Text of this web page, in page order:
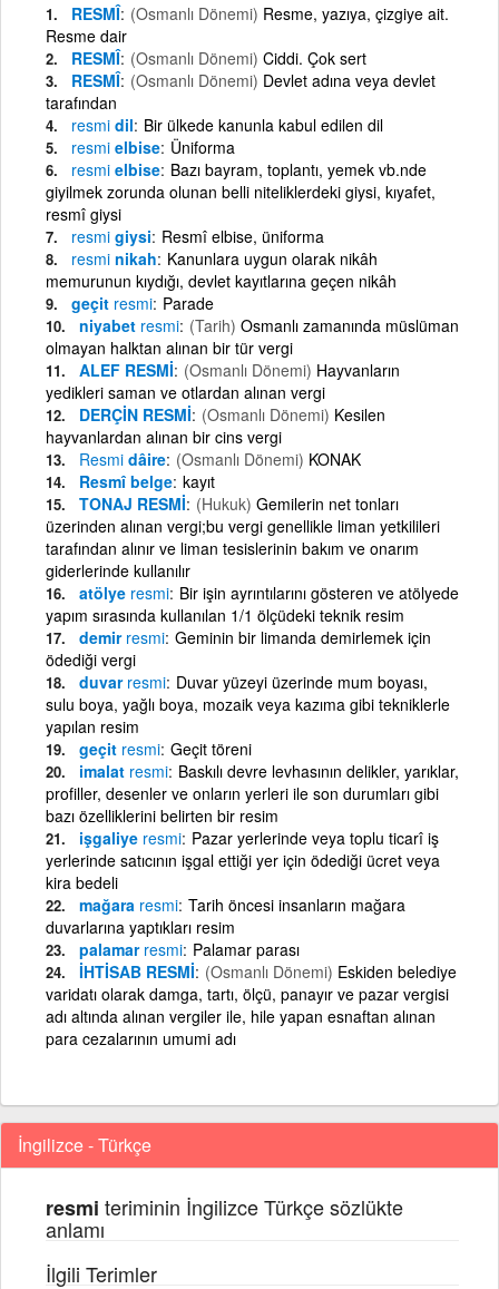
RESMÎ (Osmanlı Dönemi) Resme, yazıya, çizgiye ait.
Resme dair
RESMÎ (Osmanlı Dönemi) Ciddi. Çok sert
RESMÎ (Osmanlı Dönemi) Devlet adına veya devlet
tarafından
resmi dil Bir ülkede kanunla kabul edilen dil
resmi elbise Üniforma
resmi elbise Bazı bayram, toplantı, yemek vb.nde
giyilmek zorunda olunan belli niteliklerdeki giysi, kıyafet,
resmî giysi
resmi giysi Resmî elbise, üniforma
resmi nikah Kanunlara uygun olarak nikâh
memurunun kıydığı, devlet kayıtlarına geçen nikâh
geçit resmi Parade
niyabet resmi (Tarih) Osmanlı zamanında müslüman
olmayan halktan alınan bir tür vergi
ALEF RESMİ (Osmanlı Dönemi) Hayvanların
yedikleri saman ve otlardan alınan vergi
DERÇİN RESMİ (Osmanlı Dönemi) Kesilen
hayvanlardan alınan bir cins vergi
Resmi dâire (Osmanlı Dönemi) KONAK
Resmî belge kayıt
TONAJ RESMİ (Hukuk) Gemilerin net tonları
üzerinden alınan vergi;bu vergi genellikle liman yetkilileri
tarafından alınır ve liman tesislerinin bakım ve onarım
giderlerinde kullanılır
atölye resmi Bir işin ayrıntılarını gösteren ve atölyede
yapım sırasında kullanılan 1/1 ölçüdeki teknik resim
demir resmi Geminin bir limanda demirlemek için
ödediği vergi
duvar resmi Duvar yüzeyi üzerinde mum boyası,
sulu boya, yağlı boya, mozaik veya kazıma gibi tekniklerle
yapılan resim
geçit resmi Geçit töreni
imalat resmi Baskılı devre levhasının delikler, yarıklar,
profiller, desenler ve onların yerleri ile son durumları gibi
bazı özelliklerini belirten bir resim
işgaliye resmi Pazar yerlerinde veya toplu ticarî iş
yerlerinde satıcının işgal ettiği yer için ödediği ücret veya
kira bedeli
mağara resmi Tarih öncesi insanların mağara
duvarlarına yaptıkları resim
palamar resmi Palamar parası
İHTİSAB RESMİ (Osmanlı Dönemi) Eskiden belediye
varidatı olarak damga, tartı, ölçü, panayır ve pazar vergisi
adı altında alınan vergiler ile, hile yapan esnaftan alınan
para cezalarının umumi adı
İngilizce - Türkçe
resmi teriminin İngilizce Türkçe sözlükte
anlamı
İlgili Terimler